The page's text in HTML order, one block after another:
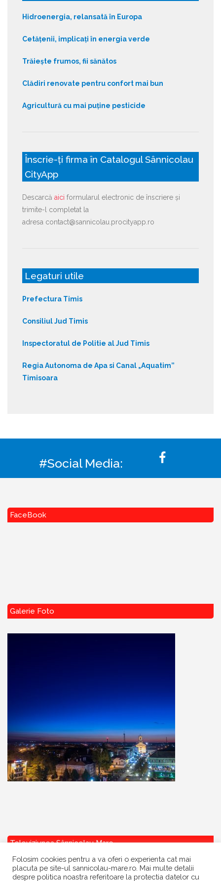
Hidroenergia, relansată în Europa
Cetățenii, implicați în energia verde
Trăiește frumos, fii sănătos
Clădiri renovate pentru confort mai bun
Agricultură cu mai puține pesticide
Înscrie-ți firma în Catalogul Sânnicolau
CityApp
Descarcă aici formularul electronic de înscriere și
trimite-l completat la
adresa contact@sannicolau.procityapp.ro
Legaturi utile
Prefectura Timis
Consiliul Jud Timis
Inspectoratul de Politie al Jud Timis
Regia Autonoma de Apa si Canal „Aquatim”
Timisoara
#Social Media:
FaceBook
Galerie Foto
Televiziunea Sânnicolau Mare
Folosim cookies pentru a va oferi o experienta cat mai
placuta pe site-ul sannicolau-mare.ro. Mai multe detalii
despre politica noastra referitoare la protectia datelor cu